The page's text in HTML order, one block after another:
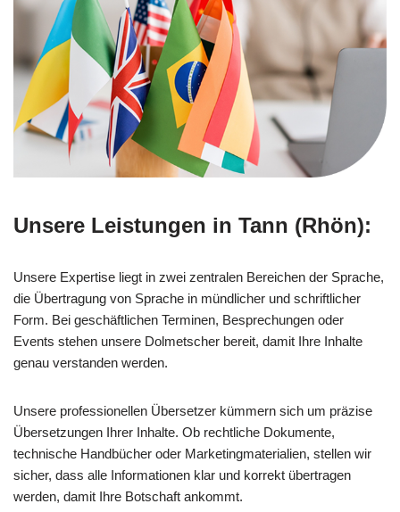
Unsere Leistungen in Tann (Rhön):
Unsere Expertise liegt in zwei zentralen Bereichen der Sprache,
die Übertragung von Sprache in mündlicher und schriftlicher
Form. Bei geschäftlichen Terminen, Besprechungen oder
Events stehen unsere Dolmetscher bereit, damit Ihre Inhalte
genau verstanden werden.
Unsere professionellen Übersetzer kümmern sich um präzise
Übersetzungen Ihrer Inhalte. Ob rechtliche Dokumente,
technische Handbücher oder Marketingmaterialien, stellen wir
sicher, dass alle Informationen klar und korrekt übertragen
werden, damit Ihre Botschaft ankommt.